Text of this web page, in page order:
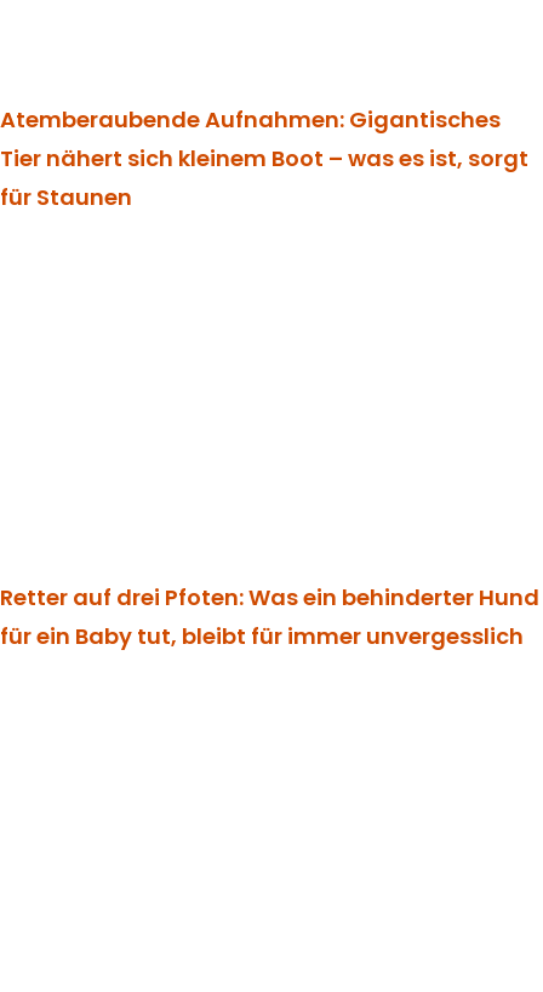
Atemberaubende Aufnahmen: Gigantisches
Tier nähert sich kleinem Boot – was es ist, sorgt
für Staunen
Retter auf drei Pfoten: Was ein behinderter Hund
für ein Baby tut, bleibt für immer unvergesslich